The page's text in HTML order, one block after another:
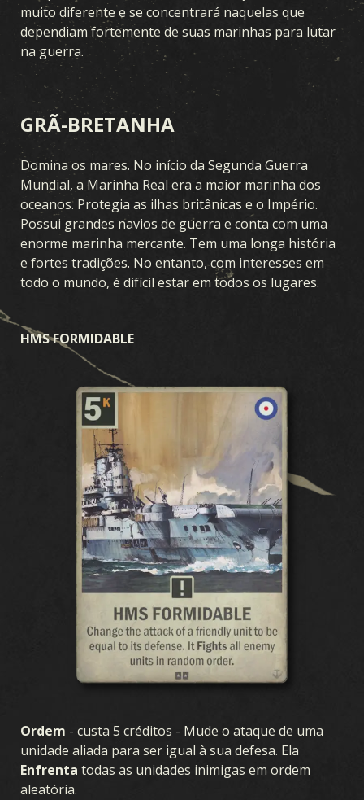
muito diferente e se concentrará naquelas que
dependiam fortemente de suas marinhas para lutar
na guerra.
GRÃ-BRETANHA
Domina os mares. No início da Segunda Guerra
Mundial, a Marinha Real era a maior marinha dos
oceanos. Protegia as ilhas britânicas e o Império.
Possui grandes navios de guerra e conta com uma
enorme marinha mercante. Tem uma longa história
e fortes tradições. No entanto, com interesses em
todo o mundo, é difícil estar em todos os lugares.
HMS FORMIDABLE
Ordem - custa 5 créditos - Mude o ataque de uma
unidade aliada para ser igual à sua defesa. Ela
Enfrenta todas as unidades inimigas em ordem
aleatória.